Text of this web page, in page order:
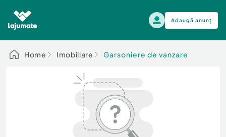
Adaugă anunț
Alege categoria
Auto, moto si ambarcatiuni
Electronice si electrocasnice
Auto, moto si ambarcatiuni
Home Imobiliare Garsoniere de vanzare